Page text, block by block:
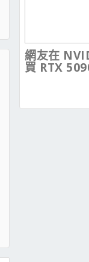
網友在
買 RTX